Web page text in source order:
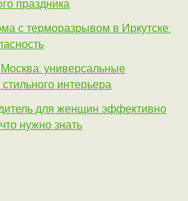
праздника
с терморазрывом в Иркутске:
универсальные
интерьера
для женщин эффективно
нужно знать